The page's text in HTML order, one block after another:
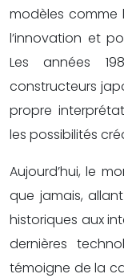
modèles comme
l’innovation et
Les années
constructeurs
propre
les possibilités
Aujourd’hui, le
que jamais,
historiques aux
dernières
témoigne de la